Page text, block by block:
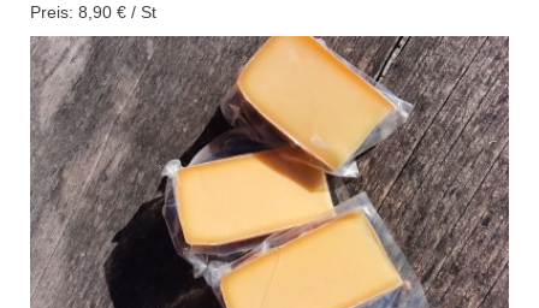
Preis: 8,90 € / St